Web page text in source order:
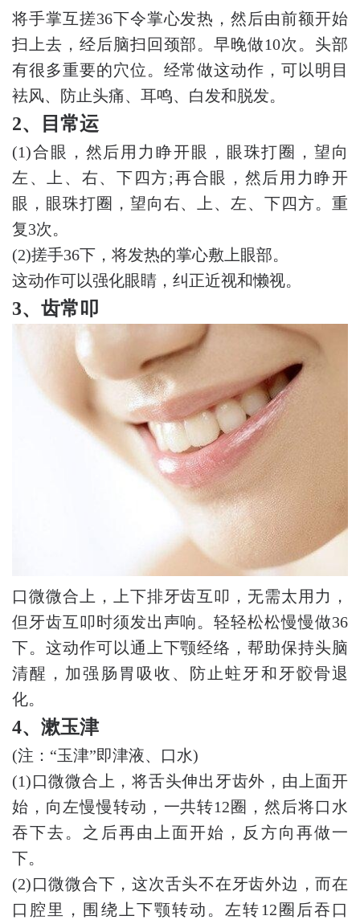
将手掌互搓36下令掌心发热，然后由前额开始
扫上去，经后脑扫回颈部。早晚做10次。头部
有很多重要的穴位。经常做这动作，可以明目
袪风、防止头痛、耳鸣、白发和脱发。
2、目常运
(1)合眼，然后用力睁开眼，眼珠打圈，望向
左、上、右、下四方;再合眼，然后用力睁开
眼，眼珠打圈，望向右、上、左、下四方。重
复3次。
(2)搓手36下，将发热的掌心敷上眼部。
这动作可以强化眼睛，纠正近视和懒视。
3、齿常叩
口微微合上，上下排牙齿互叩，无需太用力，
但牙齿互叩时须发出声响。轻轻松松慢慢做36
下。这动作可以通上下颚经络，帮助保持头脑
清醒，加强肠胃吸收、防止蛀牙和牙骹骨退
化。
4、漱玉津
(注：“玉津”即津液、口水)
(1)口微微合上，将舌头伸出牙齿外，由上面开
始，向左慢慢转动，一共转12圈，然后将口水
吞下去。之后再由上面开始，反方向再做一
下。
(2)口微微合下，这次舌头不在牙齿外边，而在
口腔里，围绕上下颚转动。左转12圈后吞口